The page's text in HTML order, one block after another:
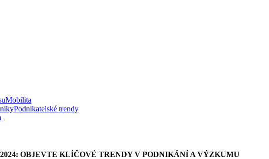
Mobilita
Podnikatelské trendy
OBJEVTE KLÍČOVÉ TRENDY V PODNIKÁNÍ A VÝZKUMU